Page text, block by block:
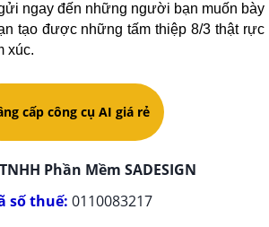
ngay đến những người bạn muốn bày
tạo được những tấm thiệp 8/3 thật rực
xúc.
cấp công cụ AI giá rẻ
Phần Mềm SADESIGN
số thuế: 0110083217